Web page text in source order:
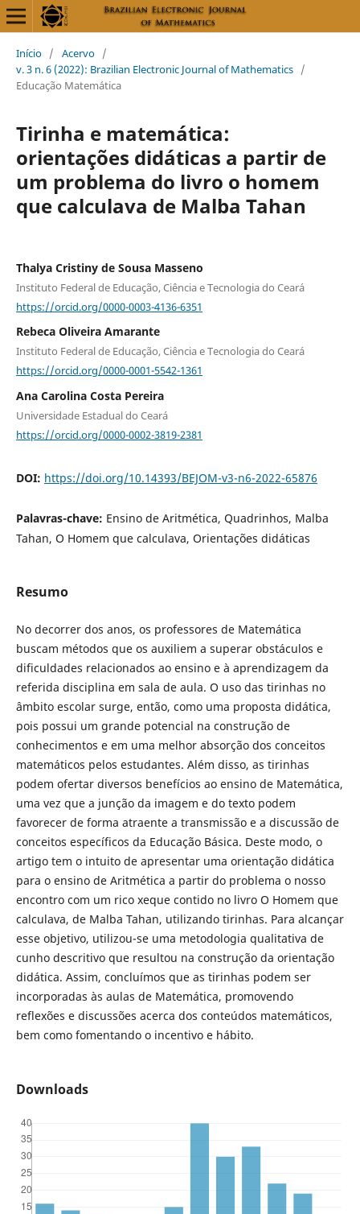
Início / Acervo /
v. 3 n. 6 (2022): Brazilian Electronic Journal of Mathematics /
Educação Matemática
Tirinha e matemática:
orientações didáticas a partir de
um problema do livro o homem
que calculava de Malba Tahan
Thalya Cristiny de Sousa Masseno
Instituto Federal de Educação, Ciência e Tecnologia do Ceará
https://orcid.org/0000-0003-4136-6351
Rebeca Oliveira Amarante
Instituto Federal de Educação, Ciência e Tecnologia do Ceará
https://orcid.org/0000-0001-5542-1361
Ana Carolina Costa Pereira
Universidade Estadual do Ceará
https://orcid.org/0000-0002-3819-2381
DOI: https://doi.org/10.14393/BEJOM-v3-n6-2022-65876
Palavras-chave: Ensino de Aritmética, Quadrinhos, Malba
Tahan, O Homem que calculava, Orientações didáticas
Resumo
No decorrer dos anos, os professores de Matemática
buscam métodos que os auxiliem a superar obstáculos e
dificuldades relacionados ao ensino e à aprendizagem da
referida disciplina em sala de aula. O uso das tirinhas no
âmbito escolar surge, então, como uma proposta didática,
pois possui um grande potencial na construção de
conhecimentos e em uma melhor absorção dos conceitos
matemáticos pelos estudantes. Além disso, as tirinhas
podem ofertar diversos benefícios ao ensino de Matemática,
uma vez que a junção da imagem e do texto podem
favorecer de forma atraente a transmissão e a discussão de
conceitos específicos da Educação Básica. Deste modo, o
artigo tem o intuito de apresentar uma orientação didática
para o ensino de Aritmética a partir do problema o nosso
encontro com um rico xeque contido no livro O Homem que
calculava, de Malba Tahan, utilizando tirinhas. Para alcançar
esse objetivo, utilizou-se uma metodologia qualitativa de
cunho descritivo que resultou na construção da orientação
didática. Assim, concluímos que as tirinhas podem ser
incorporadas às aulas de Matemática, promovendo
reflexões e discussões acerca dos conteúdos matemáticos,
bem como fomentando o incentivo e hábito.
Downloads